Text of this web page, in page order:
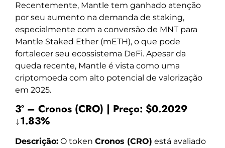
Recentemente, Mantle tem ganhado atenção
por seu aumento na demanda de staking,
especialmente com a conversão de MNT para
Mantle Staked Ether (mETH), o que pode
fortalecer seu ecossistema DeFi. Apesar da
queda recente, Mantle é vista como uma
criptomoeda com alto potencial de valorização
em 2025.
3º – Cronos (CRO) | Preço: $0.2029
↓1.83%
Descrição: O token Cronos (CRO) está avaliado